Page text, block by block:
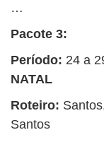
…
Pacote 3:
Período: 24 a
NATAL
Roteiro:
Santos